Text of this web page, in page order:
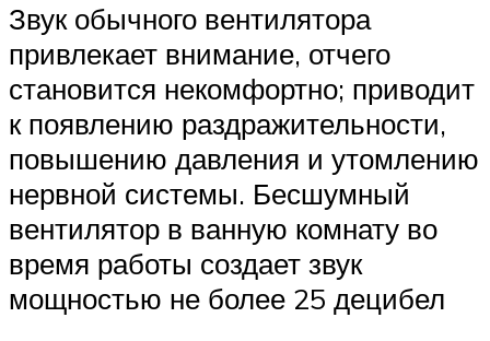
Звук обычного вентилятора
привлекает внимание, отчего
становится некомфортно; приводит
к появлению раздражительности,
повышению давления и утомлению
нервной системы. Бесшумный
вентилятор в ванную комнату во
время работы создает звук
мощностью не более 25 децибел